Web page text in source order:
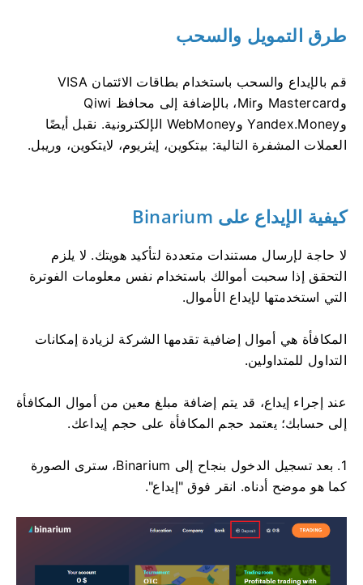
طرق التمويل والسحب
قم بالإيداع والسحب باستخدام بطاقات الائتمان VISA
وMastercard وMir، بالإضافة إلى محافظ Qiwi
وYandex.Money وWebMoney الإلكترونية. نقبل أيضًا
العملات المشفرة التالية: بيتكوين، إيثريوم، لايتكوين، وريبل.
كيفية الإيداع على Binarium
لا حاجة لإرسال مستندات متعددة لتأكيد هويتك. لا يلزم
التحقق إذا سحبت أموالك باستخدام نفس معلومات الفوترة
التي استخدمتها لإيداع الأموال.
المكافأة هي أموال إضافية تقدمها الشركة لزيادة إمكانات
التداول للمتداولين.
عند إجراء إيداع، قد يتم إضافة مبلغ معين من أموال المكافأة
إلى حسابك؛ يعتمد حجم المكافأة على حجم إيداعك.
1. بعد تسجيل الدخول بنجاح إلى Binarium، سترى الصورة
كما هو موضح أدناه. انقر فوق "إيداع".